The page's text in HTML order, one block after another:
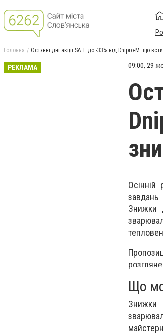
Головна Останні дні акції SALE до -33% від Dnipro-M: що
РЕКЛАМА 09:00, 29
Осінній
завдань
Знижки
Що
Знижки